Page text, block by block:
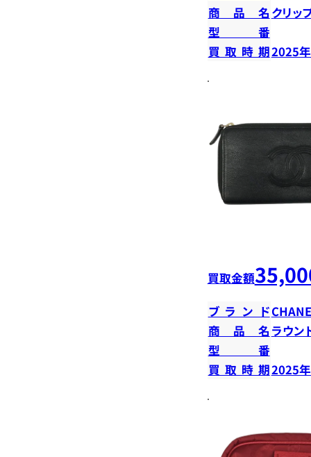
商品名 クリッ
型番
買取時期2025
買取金額
ブランド
商品名 ラウン
型番
買取時期2025